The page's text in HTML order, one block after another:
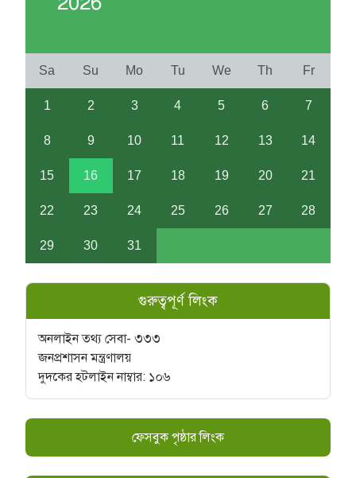
Sa Su Mo Tu We Th Fr
1 2 3 4 5 6 7
8 9 10 11 12 13 14
15 16 17 18 19 20 21
22 23 24 25 26 27 28
29 30 31
গুরুত্বপূর্ণ লিংক
অনলাইন তথ্য সেবা- ৩৩৩
জনপ্রশাসন মন্ত্রণালয়
দুদকের হটলাইন নাম্বার: ১০৬
ফেসবুক পৃষ্ঠার লিংক